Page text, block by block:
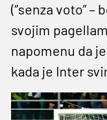
(“senza voto” –
svojim
napomenu da
kada je Inter